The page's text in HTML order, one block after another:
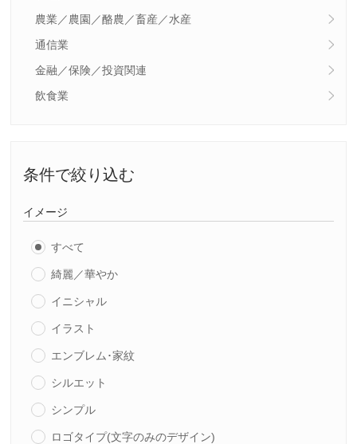
農業／農園／酪農／畜産／水産
通信業
金融／保険／投資関連
飲食業
条件で絞り込む
イメージ
すべて
綺麗／華やか
イニシャル
イラスト
エンブレム･家紋
シルエット
シンプル
ロゴタイプ(文字のみのデザイン)